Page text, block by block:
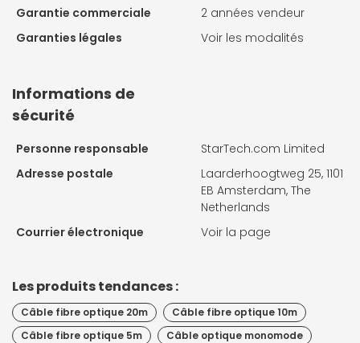
Garantie commerciale
2 années vendeur
Garanties légales
Voir les modalités
Informations de
sécurité
Personne responsable
StarTech.com Limited
Adresse postale
Laarderhoogtweg 25, 1101
EB Amsterdam, The
Netherlands
Courrier électronique
Voir la page
Les produits tendances :
Câble fibre optique 20m
Câble fibre optique 10m
Câble fibre optique 5m
Câble optique monomode